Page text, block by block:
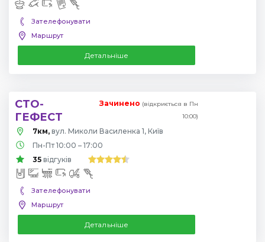
Зателефонувати
Маршрут
Детальніше
СТО-
ГЕФЕСТ
Зачинено (відкриється в Пн
10:00)
7км, вул. Миколи Василенка 1, Київ
Пн-Пт 10:00 – 17:00
35 відгуків
Зателефонувати
Маршрут
Детальніше